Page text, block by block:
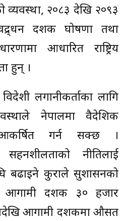
व्यवस्था, २०८३ देखि २०९३
दशक घोषणा तथा
आधारित राष्ट्रिय
हुन् ।
लगानीकर्ताका लागि
नेपालमा वैदेशिक
आकर्षित गर्न सक्छ ।
सहनशीलताको नीतिलाई
बढाइने कुराले सुशासनको
आगामी दशक ३० हजार
आगामी दशकमा औसत